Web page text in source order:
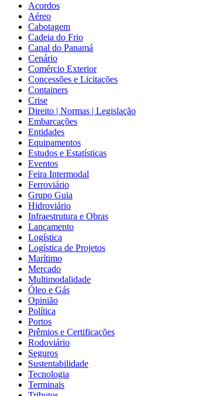
Acordos
Aéreo
Cabotagem
Cadeia do Frio
Canal do Panamá
Cenário
Comércio Exterior
Concessões e Licitações
Containers
Crise
Direito | Normas | Legislação
Embarcações
Entidades
Equipamentos
Estudos e Estatísticas
Eventos
Feira Intermodal
Ferroviário
Grupo Guia
Hidroviário
Infraestrutura e Obras
Lançamento
Logística
Logística de Projetos
Marítimo
Mercado
Multimodalidade
Óleo e Gás
Opinião
Política
Portos
Prêmios e Certificações
Rodoviário
Seguros
Sustentabilidade
Tecnologia
Terminais